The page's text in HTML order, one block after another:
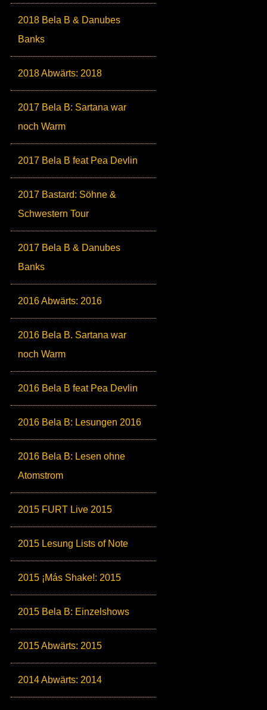
2018 Bela B & Danubes
Banks
2018 Abwärts: 2018
2017 Bela B: Sartana war
noch Warm
2017 Bela B feat Pea Devlin
2017 Bastard: Söhne &
Schwestern Tour
2017 Bela B & Danubes
Banks
2016 Abwärts: 2016
2016 Bela B. Sartana war
noch Warm
2016 Bela B feat Pea Devlin
2016 Bela B: Lesungen 2016
2016 Bela B: Lesen ohne
Atomstrom
2015 FURT Live 2015
2015 Lesung Lists of Note
2015 ¡Más Shake!: 2015
2015 Bela B: Einzelshows
2015 Abwärts: 2015
2014 Abwärts: 2014